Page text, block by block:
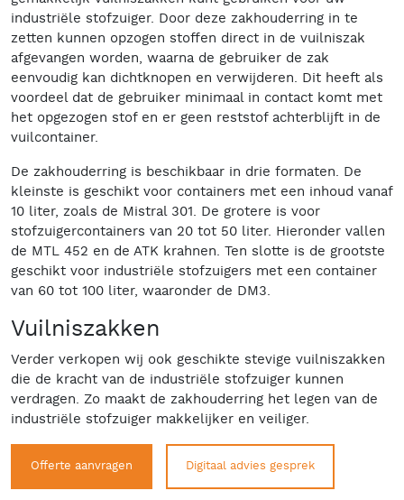
industriële stofzuiger. Door deze zakhouderring in te
zetten kunnen opzogen stoffen direct in de vuilniszak
afgevangen worden, waarna de gebruiker de zak
eenvoudig kan dichtknopen en verwijderen. Dit heeft als
voordeel dat de gebruiker minimaal in contact komt met
het opgezogen stof en er geen reststof achterblijft in de
vuilcontainer.
De zakhouderring is beschikbaar in drie formaten. De
kleinste is geschikt voor containers met een inhoud vanaf
10 liter, zoals de Mistral 301. De grotere is voor
stofzuigercontainers van 20 tot 50 liter. Hieronder vallen
de MTL 452 en de ATK krahnen. Ten slotte is de grootste
geschikt voor industriële stofzuigers met een container
van 60 tot 100 liter, waaronder de DM3.
Vuilniszakken
Verder verkopen wij ook geschikte stevige vuilniszakken
die de kracht van de industriële stofzuiger kunnen
verdragen. Zo maakt de zakhouderring het legen van de
industriële stofzuiger makkelijker en veiliger.
Offerte aanvragen Digitaal advies gesprek